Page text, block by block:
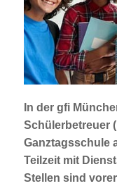
Jobportal
Presse und
bbw e. V.
Karriere
Presse
In der gfi
Schülerbetreuer
Ganztagsschule
Teilzeit mit
Stellen sind